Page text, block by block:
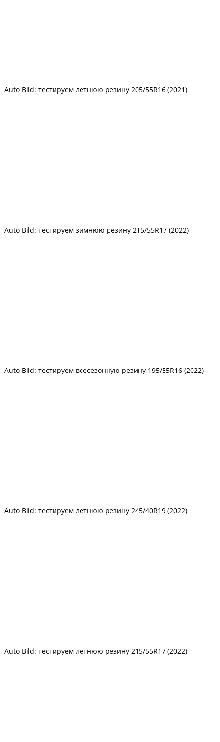
Auto Bild: тестируем летнюю резину 205/55R16 (2021)
Auto Bild: тестируем зимнюю резину 215/55R17 (2022)
Auto Bild: тестируем всесезонную резину 195/55R16 (2022)
Auto Bild: тестируем летнюю резину 245/40R19 (2022)
Auto Bild: тестируем летнюю резину 215/55R17 (2022)